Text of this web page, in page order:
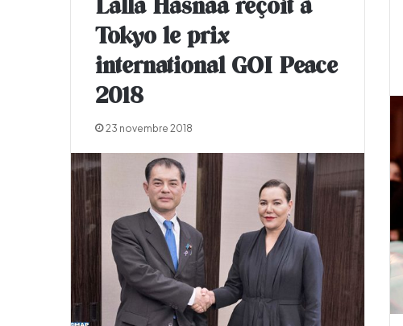
Lalla Hasnaa reçoit à
Tokyo le prix
international GOI Peace
2018
23 novembre 2018